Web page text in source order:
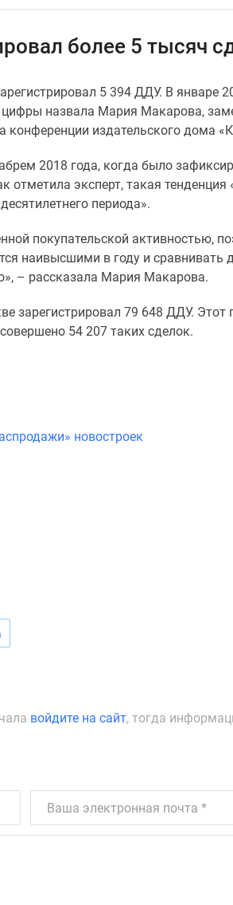
более 5 тысяч
5 394 ДДУ. В январе
назвала Мария Макарова,
конференции издательского дома
2018 года, когда было
отметила эксперт, такая тенденция
периода».
покупательской активностью,
наивысшими в году и сравнивать
– рассказала Мария Макарова.
зарегистрировал 79 648 ДДУ. Этот
54 207 таких сделок.
новостроек
войдите на сайт, тогда